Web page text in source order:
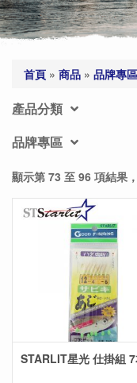
首頁 » 商品 » 品牌專區
產品分類
品牌專區
顯示第 73 至 96 項結果
STARLIT星光 仕掛組